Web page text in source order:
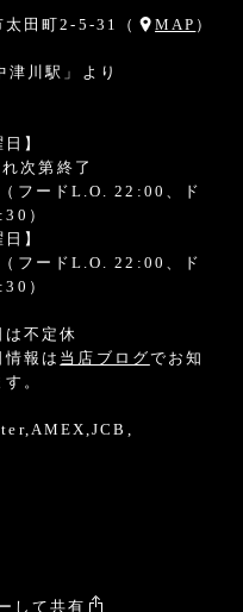
太田町2-5-31
（ MAP ）
津川駅」より
】
次第終了
（フードL.O. 22:00、ド
）
】
（フードL.O. 22:00、ド
）
は不定休
報は 当店ブログでお知
。
して共有